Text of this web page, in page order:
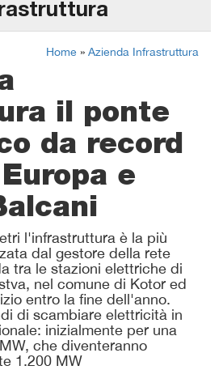
Home » Azienda Infrastruttura
il ponte
da record
e
l'infrastruttura è la più
dal gestore della rete
tra le stazioni elettriche di
nel comune di Kotor ed
entro la fine dell'anno.
di scambiare elettricità in
inizialmente per una
che diventeranno
1.200 MW